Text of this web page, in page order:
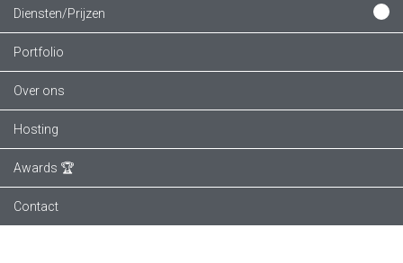
Diensten/Prijzen
Portfolio
Over ons
Hosting
Awards 🏆
Contact